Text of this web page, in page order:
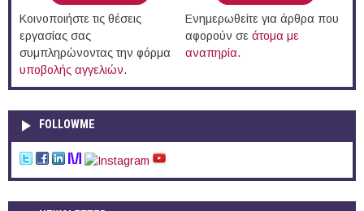
Κοινοποιήστε τις θέσεις
εργασίας σας
συμπληρώνοντας την φόρμα
υποβολής αγγελιών.
Ενημερωθείτε για άρθρα που
αφορούν σε άτομα με
αναπηρία.
FOLLOWME